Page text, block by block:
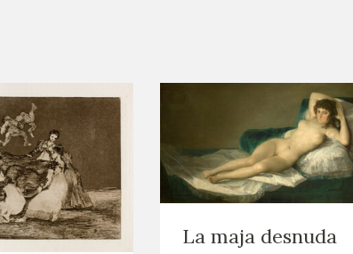
La maja desnuda